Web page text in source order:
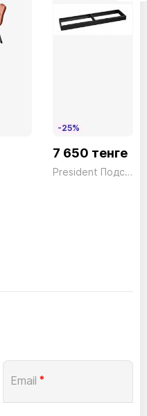
-25%
7 650 тенге
President Подставка BSL04
Email *